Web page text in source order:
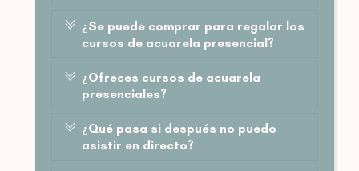
¿Se puede comprar para regalar los
cursos de acuarela presencial?
¿Ofreces cursos de acuarela
presenciales?
¿Qué pasa si después no puedo
asistir en directo?